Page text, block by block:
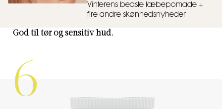
Vinterens bedste læbepomade +
fire andre skønhedsnyheder
God til tør og sensitiv hud.
6